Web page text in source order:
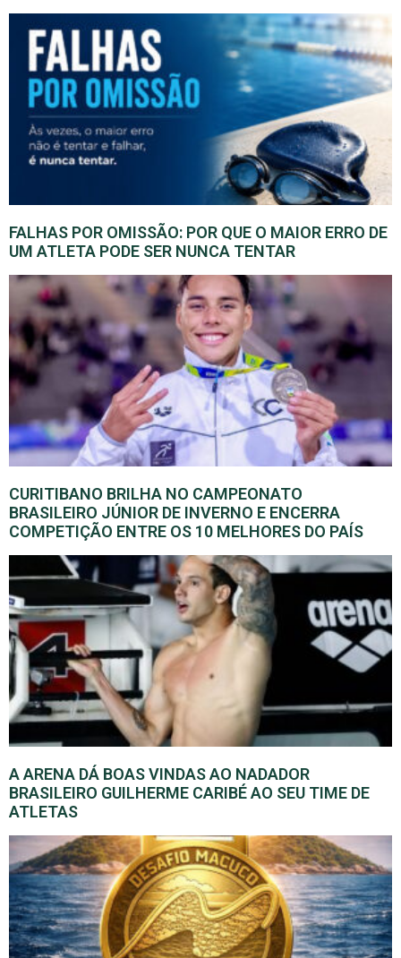
FALHAS POR OMISSÃO: POR QUE O MAIOR ERRO DE
UM ATLETA PODE SER NUNCA TENTAR
CURITIBANO BRILHA NO CAMPEONATO
BRASILEIRO JÚNIOR DE INVERNO E ENCERRA
COMPETIÇÃO ENTRE OS 10 MELHORES DO PAÍS
A ARENA DÁ BOAS VINDAS AO NADADOR
BRASILEIRO GUILHERME CARIBÉ AO SEU TIME DE
ATLETAS